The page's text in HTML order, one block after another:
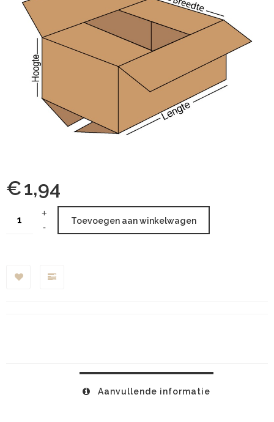
€1,94
Toevoegen aan winkelwagen
Aanvullende informatie